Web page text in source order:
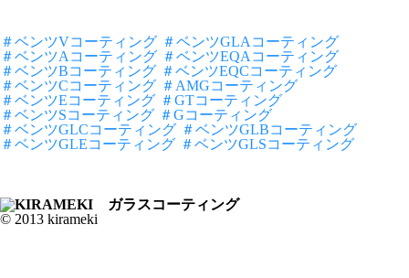
＃ベンツVコーティング ＃ベンツGLAコーティング
＃ベンツAコーティング ＃ベンツEQAコーティング
＃ベンツBコーティング ＃ベンツEQCコーティング
＃ベンツCコーティング ＃AMGコーティング
＃ベンツEコーティング ＃GTコーティング
＃ベンツSコーティング ＃Gコーティング
＃ベンツGLCコーティング ＃ベンツGLBコーティング
＃ベンツGLEコーティング ＃ベンツGLSコーティング
© 2013 kirameki